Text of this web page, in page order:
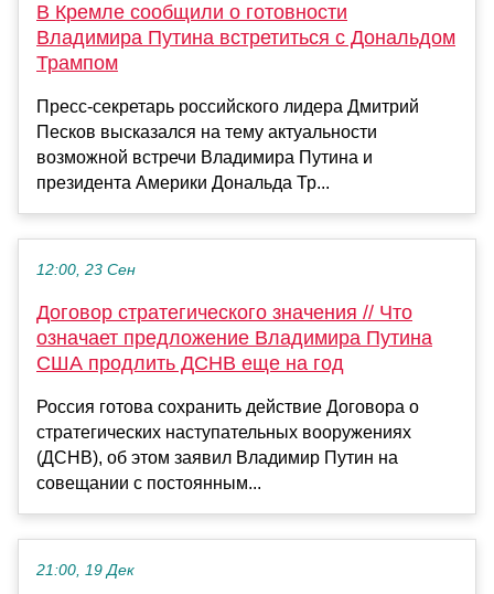
В Кремле сообщили о готовности
Владимира Путина встретиться с Дональдом
Трампом
Пресс-секретарь российского лидера Дмитрий
Песков высказался на тему актуальности
возможной встречи Владимира Путина и
президента Америки Дональда Тр...
12:00, 23 Сен
Договор стратегического значения // Что
означает предложение Владимира Путина
США продлить ДСНВ еще на год
Россия готова сохранить действие Договора о
стратегических наступательных вооружениях
(ДСНВ), об этом заявил Владимир Путин на
совещании с постоянным...
21:00, 19 Дек